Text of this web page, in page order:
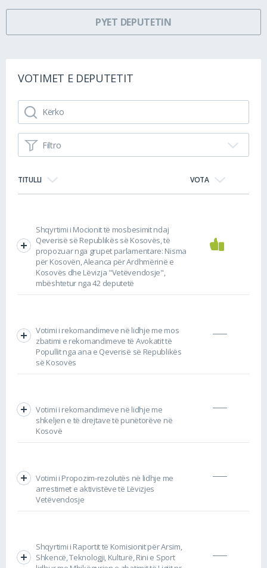
PYET DEPUTETIN
VOTIMET E DEPUTETIT
Filtro
TITULLI VOTA
Shqyrtimi i Mocionit të mosbesimit ndaj
Qeverisë së Republikës së Kosovës, të
propozuar nga grupet parlamentare: Nisma
për Kosovën, Aleanca për Ardhmërinë e
Kosovës dhe Lëvizja "Vetëvendosje",
mbështetur nga 42 deputetë
Votimi i rekomandimeve në lidhje me mos
zbatimi e rekomandimeve të Avokatit të
Popullit nga ana e Qeverisë së Republikës
së Kosovës
Votimi i rekomandimeve në lidhje me
shkeljen e të drejtave të punëtorëve në
Kosovë
Votimi i Propozim-rezolutës në lidhje me
arrestimet e aktivistëve të Lëvizjes
Vetëvendosje
Shqyrtimi i Raportit të Komisionit për Arsim,
Shkencë, Teknologji, Kulturë, Rini e Sport